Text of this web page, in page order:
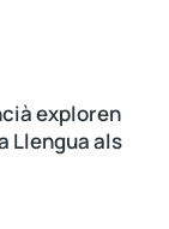
exploren
Llengua als